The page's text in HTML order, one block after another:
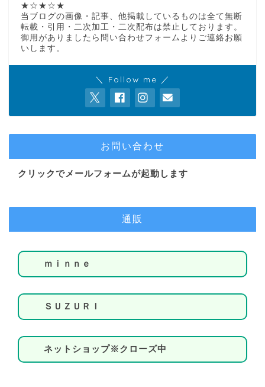
★☆★☆★
当ブログの画像・記事、他掲載しているものは全て無断
転載・引用・二次加工・二次配布は禁止しております。
御用がありましたら問い合わせフォームよりご連絡お願
いします。
＼ Follow me ／
お問い合わせ
クリックでメールフォームが起動します
通販
ｍｉｎｎｅ
ＳＵＺＵＲＩ
ネットショップ※クローズ中